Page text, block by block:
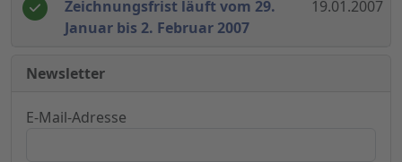
Zeichnungsfrist läuft vom 29.
Januar bis 2. Februar 2007
19.01.2007
Newsletter
E-Mail-Adresse